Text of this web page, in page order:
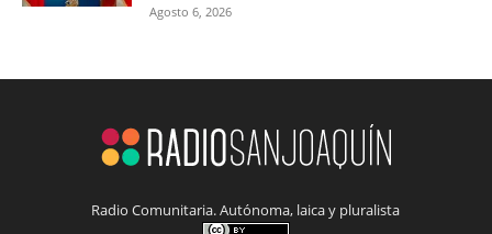
Agosto 6, 2026
Radio Comunitaria. Autónoma, laica y pluralista